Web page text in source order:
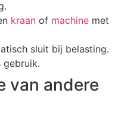
kraan of machine met
sluit bij belasting.
van andere